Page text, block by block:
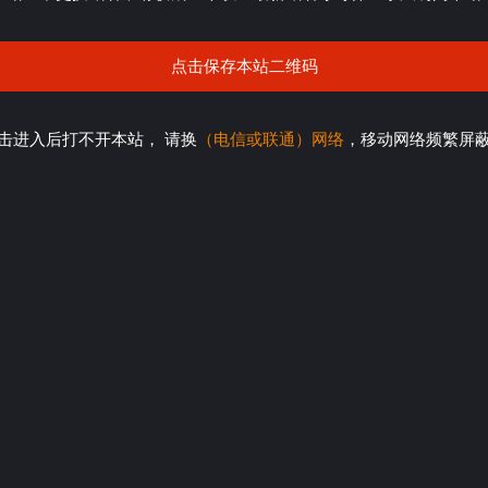
点击保存本站二维码
进入后打不开本站， 请换 （电信或联通）网络 ，移动网络频繁屏